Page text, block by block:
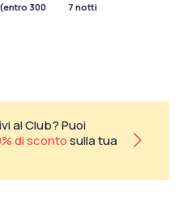
300
7 notti
al Club? Puoi
di scontosulla tua